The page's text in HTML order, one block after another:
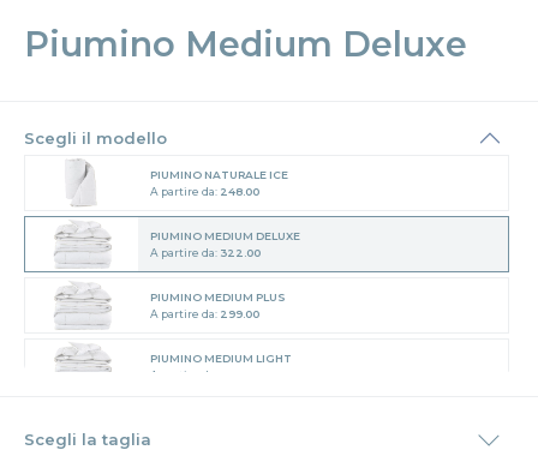
Piumino Medium Deluxe
Scegli il modello
PIUMINO NATURALE ICE
A partire da: 248.00
PIUMINO MEDIUM DELUXE
A partire da: 322.00
PIUMINO MEDIUM PLUS
A partire da: 299.00
PIUMINO MEDIUM LIGHT
A partire da: